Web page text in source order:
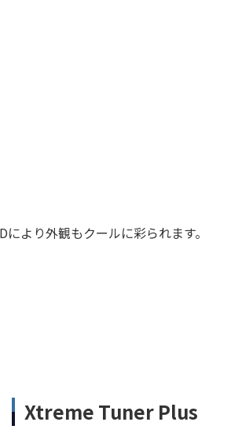
より外観もクールに彩られます。
Xtreme Tuner Plus